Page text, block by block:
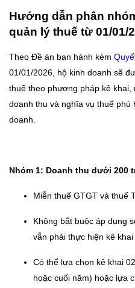
Hướng dẫn phân
quản lý thuế từ 01/01/
Theo Đề án ban hành kèm
01/01/2026, hộ kinh doanh sẽ
thuế theo phương pháp kê khai,
doanh thu và nghĩa vụ thuế
doanh.
Nhóm 1: Doanh thu dưới 200
Miễn thuế GTGT và thuế
Không bắt buộc áp dụng
vẫn phải thực hiện kê khai
Có thể lựa chọn kê khai
hoặc cuối năm) hoặc lựa